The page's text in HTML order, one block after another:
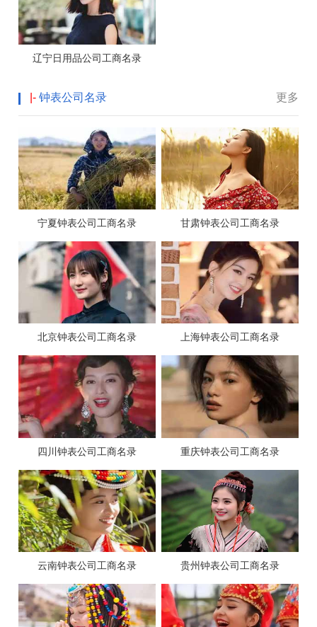
辽宁日用品公司工商名录
更多
|- 钟表公司名录
宁夏钟表公司工商名录 甘肃钟表公司工商名录
北京钟表公司工商名录 上海钟表公司工商名录
四川钟表公司工商名录 重庆钟表公司工商名录
云南钟表公司工商名录 贵州钟表公司工商名录